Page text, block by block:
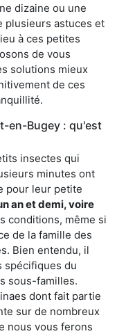
dizaine ou une
plusieurs astuces et
à ces petites
de vous
solutions mieux
de ces
en-Bugey : qu'est
insectes qui
minutes ont
pour leur petite
an et demi, voire
conditions, même si
de la famille des
Bien entendu, il
spécifiques du
sous-familles.
dont fait partie
sur de nombreux
nous vous ferons